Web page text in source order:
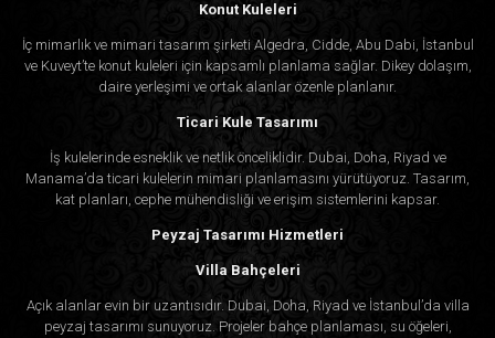
Konut Kuleleri
İç mimarlık ve mimari tasarım şirketi Algedra, Cidde, Abu Dabi, İstanbul
ve Kuveyt’te konut kuleleri için kapsamlı planlama sağlar. Dikey dolaşım,
daire yerleşimi ve ortak alanlar özenle planlanır.
Ticari Kule Tasarımı
İş kulelerinde esneklik ve netlik önceliklidir. Dubai, Doha, Riyad ve
Manama’da ticari kulelerin mimari planlamasını yürütüyoruz. Tasarım,
kat planları, cephe mühendisliği ve erişim sistemlerini kapsar.
Peyzaj Tasarımı Hizmetleri
Villa Bahçeleri
Açık alanlar evin bir uzantısıdır. Dubai, Doha, Riyad ve İstanbul’da villa
peyzaj tasarımı sunuyoruz. Projeler bahçe planlaması, su öğeleri,